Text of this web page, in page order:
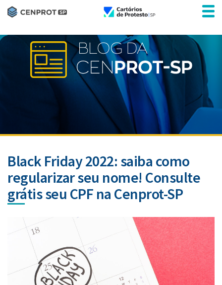
Black Friday 2022: saiba como
regularizar seu nome! Consulte
grátis seu CPF na Cenprot-SP